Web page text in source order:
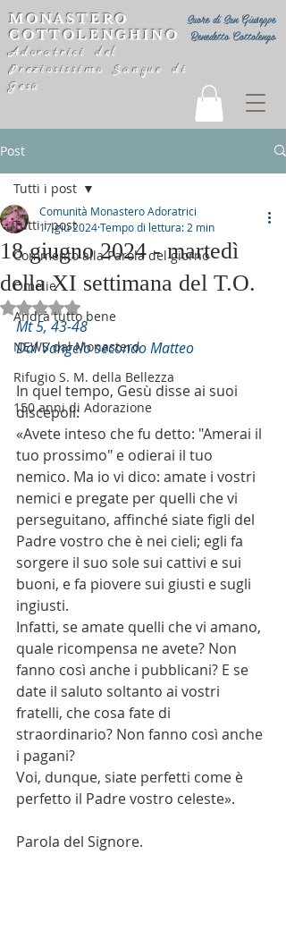
Suore di San Giuseppe
Benedetto Cottolengo
MONASTERO
COTTOLENGHINO
Adoratrici del
Preziosissimo Sangue di
Gesù
Post
Tutti i post
Commento alla Parola del giorno
Omelie
Andrà tutto bene
NEWS dal Monastero
Rifugio S. M. della Bellezza
150 anni di Adorazione
Tutti i post
18 giugno 2024 - martedì
della XI settimana del T.O.
Comunità Monastero Adoratrici
17 giu 2024Tempo di lettura: 2 min
Valutazione NaN stelle su 5.
Mt 5, 43-48
Dal Vangelo secondo Matteo
In quel tempo, Gesù disse ai suoi
discepoli:
«Avete inteso che fu detto: "Amerai il
tuo prossimo" e odierai il tuo
nemico. Ma io vi dico: amate i vostri
nemici e pregate per quelli che vi
perseguitano, affinché siate figli del
Padre vostro che è nei cieli; egli fa
sorgere il suo sole sui cattivi e sui
buoni, e fa piovere sui giusti e sugli
ingiusti.
Infatti, se amate quelli che vi amano,
quale ricompensa ne avete? Non
fanno così anche i pubblicani? E se
date il saluto soltanto ai vostri
fratelli, che cosa fate di
straordinario? Non fanno così anche
i pagani?
Voi, dunque, siate perfetti come è
perfetto il Padre vostro celeste».
Parola del Signore.